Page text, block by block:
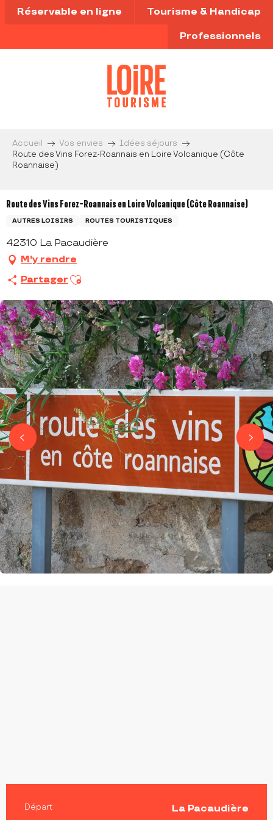
Aller
au
principal
Réservable en ligne Tourisme & Handicap
Professionnels
Accueil Vos envies
Idées séjours
Route des Vins Forez-Roannais en Loire Volcanique (Côte
Roannaise)
Route des Vins Forez-Roannais en Loire Volcanique (Côte Roannaise)
AUTRES LOISIRS ROUTES TOURISTIQUES
42310 La Pacaudière
M'y rendre
Partager Ajouter aux favoris
INFORMATIONS PRATIQUES
Départ La Pacaudière